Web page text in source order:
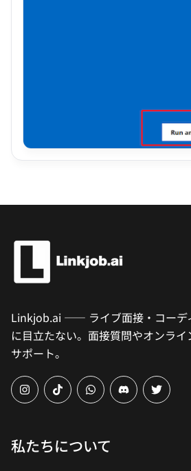
Linkjob.ai —— ライブ面接・コーデ
に目立たない。面接質問やオンラ
サポート。
instagramtiktokwhatsappDiscordtwitter
私たちについて